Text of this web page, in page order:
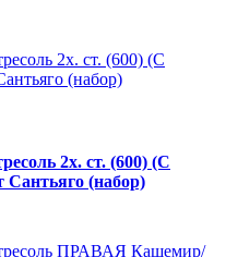
2х. ст. (600) (С
(набор)